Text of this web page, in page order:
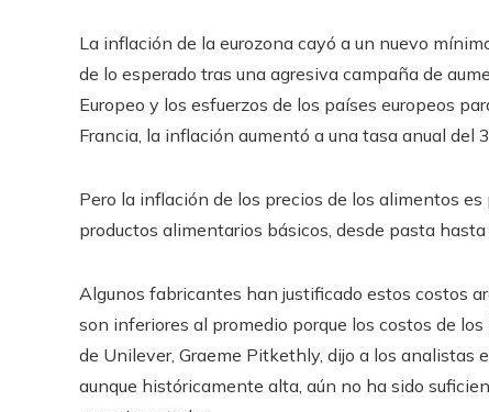
La inflación de la eurozona cayó a un nuevo
de lo esperado tras una agresiva campaña de
Europeo y los esfuerzos de los países europeos
Francia, la inflación aumentó a una tasa anual del
Pero la inflación de los precios de los alimentos
productos alimentarios básicos, desde pasta
Algunos fabricantes han justificado estos costos
son inferiores al promedio porque los costos de
de Unilever, Graeme Pitkethly, dijo a los analistas
aunque históricamente alta, aún no ha sido